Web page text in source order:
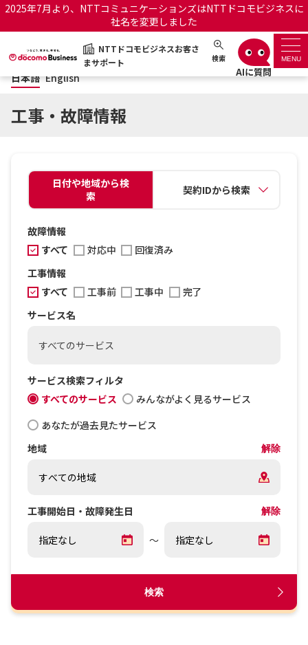
2025年7月より、NTTコミュニケーションズはNTTドコモビジネスに
社名を変更しました
NTTドコモビジネスお客さ
まサポート
検索 MENU
NTTドコモビジネスお客さまサポート 日本語 English
サポートトップ
サービス名から探す
OCNのお客さまはこちら
オフィシャルサイト
日本語 English
工事・故障情報
日付や地域から検
索
契約IDから検索
故障情報
すべて
対応中
回復済み
工事情報
すべて
工事前 工事中
完了
サービス名
すべてのサービス
サービス検索フィルタ
すべてのサービス
みんながよく見るサービス
あなたが過去見たサービス
地域
解除
工事開始日・故障発生日 解除
～
検索